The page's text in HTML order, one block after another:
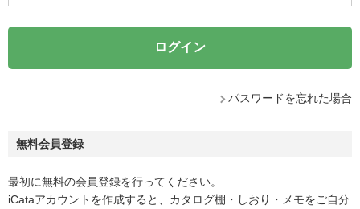
パスワードを忘れた場合
無料会員登録
最初に無料の会員登録を行ってください。
iCataアカウントを作成すると、カタログ棚・しおり・メモをご自分